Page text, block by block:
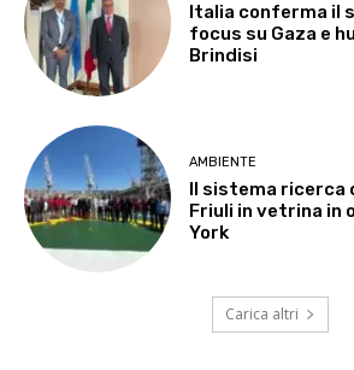
Italia conferma il
focus su Gaza e
Brindisi
AMBIENTE
Il sistema ricerca
Friuli in vetrina in
York
Carica altri